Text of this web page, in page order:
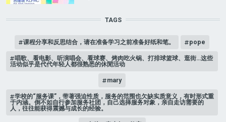
TAGS
课程分享和反思结合，请在准备学习之前准备好纸和笔。 pope
唱歌、看电影、听演唱会、看球赛、烤肉吃火锅、打排球篮球、逛街…这些
活动似乎是代代年轻人都很熟悉的休閒活动
mary
学校的“服务课”，带著强迫性质，服务的范围也欠缺实质意义，有时形式重
于内涵。倒不如自行参加服务社团，自己选择服务对象，亲自走访需要的
人，往往能获得震撼与成长的经验。